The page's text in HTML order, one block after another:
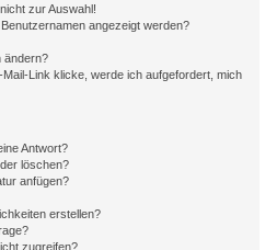
zur Auswahl!
angezeigt werden?
ändern?
Link klicke, werde ich aufgefordert, mich
Antwort?
löschen?
anfügen?
erstellen?
zugreifen?